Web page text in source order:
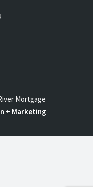
Mortgage
+ Marketing